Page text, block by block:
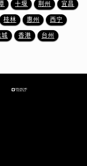
浙江省丽水市莲都区解放街萧邦售后服务中心（需提前预约）
浙江省宁波市江北区大闸南路500号来福士广场办公楼20层2009室萧邦售后服务中心（需提前预约）
澳门特别行政区大堂区议事亭前地（新马路）萧邦售后服务中心（需提前预约）
十堰 荆州 宜昌
桂林 惠州 西宁
城 香港 台州